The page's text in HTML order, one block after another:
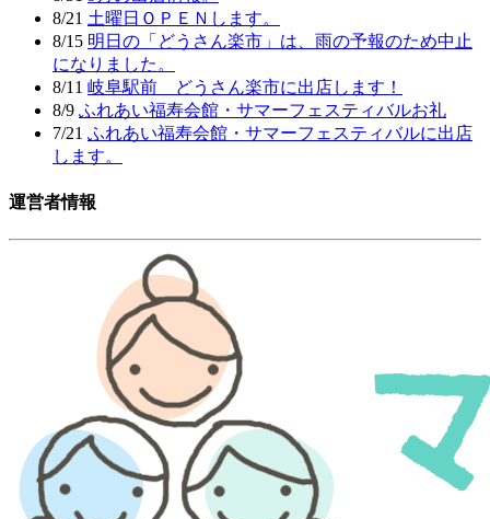
8/21 土曜日ＯＰＥＮします。
8/15 明日の「どうさん楽市」は、雨の予報のため中止
になりました。
8/11 岐阜駅前 どうさん楽市に出店します！
8/9 ふれあい福寿会館・サマーフェスティバルお礼
7/21 ふれあい福寿会館・サマーフェスティバルに出店
します。
運営者情報